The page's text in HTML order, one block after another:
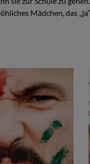
Mädchen, das